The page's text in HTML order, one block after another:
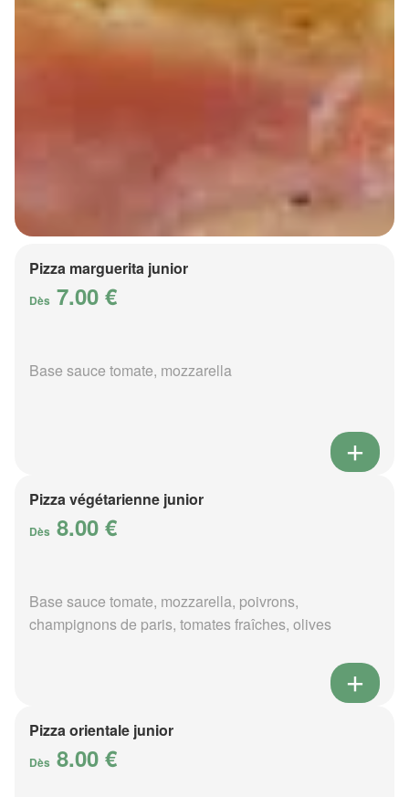
Pizza marguerita junior
Dès 7.00 €
Base sauce tomate, mozzarella
Pizza végétarienne junior
Dès 8.00 €
Base sauce tomate, mozzarella, poivrons,
champignons de paris, tomates fraîches, olives
Pizza orientale junior
Dès 8.00 €